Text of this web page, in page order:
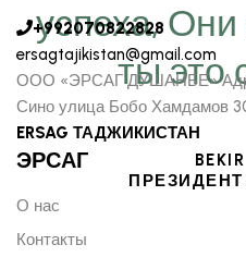
успеха, Они
ты это
+992070822828
ersagtajikistan@gmail.com
ООО «ЭРСАГ ДУШАНБЕ»
Сино улица Бобо Хамдамов
ERSAG ТАДЖИКИСТАН
ЭРСАГ
О нас
Контакты